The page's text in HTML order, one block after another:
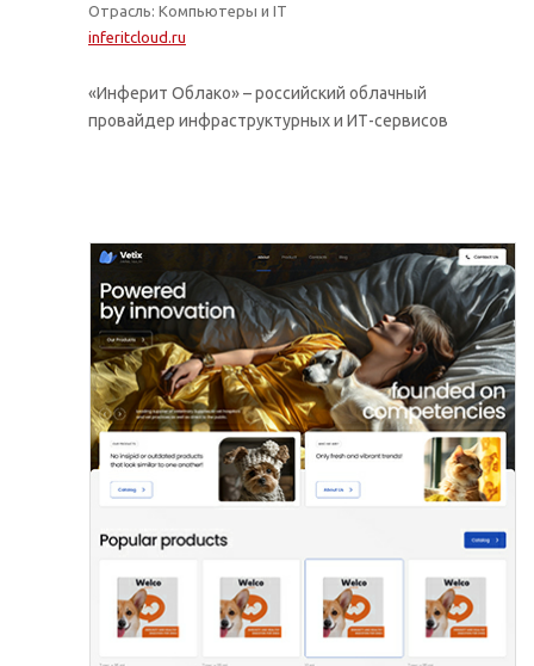
Отрасль: Компьютеры и IT
inferitcloud.ru
«Инферит Облако» – российский облачный
провайдер инфраструктурных и ИТ-сервисов